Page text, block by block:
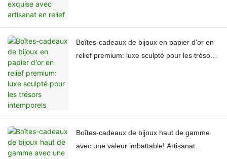
Boîtes-cadeaux de bijoux en papier d'or en
relief premium: luxe sculpté pour les trésors
Boîtes-cadeaux de bijoux haut de gamme
avec une valeur imbattable! Artisanat